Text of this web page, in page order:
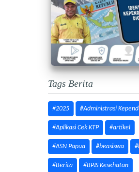
Tags Berita
#2025 #Administrasi
#Aplikasi Cek KTP #artikel
#ASN Papua #beasiswa
#Berita #BPJS Kesehatan